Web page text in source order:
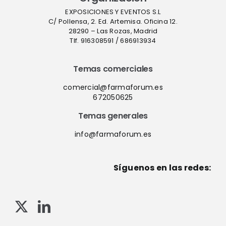
EXPOSICIONES Y EVENTOS S.L
C/ Pollensa, 2. Ed. Artemisa. Oficina 12.
28290 – Las Rozas, Madrid
Tlf. 916308591 / 686913934
Temas comerciales
comercial@farmaforum.es
672050625
Temas generales
info@farmaforum.es
Síguenos en las redes: